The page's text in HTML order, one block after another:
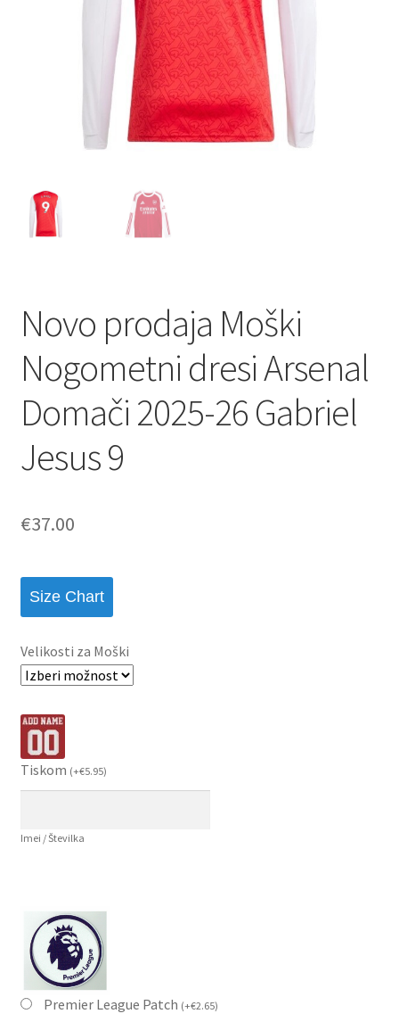
Novo prodaja Moški
Nogometni dresi Arsenal
Domači 2025-26 Gabriel
Jesus 9
€37.00
Size Chart
Velikosti za Moški
Tiskom (+€5.95)
Imei / Številka
Premier League Patch (+€2.65)